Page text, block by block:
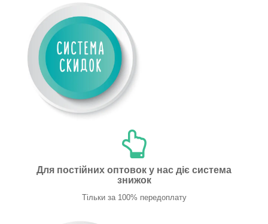
Для постійних оптовок у нас діє система
знижок
Тільки за 100% передоплату